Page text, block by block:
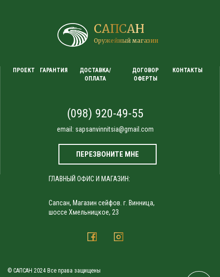
САПСАН
Оружейный магазин
ПРОЕКТ ГАРАНТИЯ
ДОСТАВКА/
ОПЛАТА
ДОГОВОР
ОФЕРТЫ
КОНТАКТЫ
(098) 920-49-55
email: sapsanvinnitsia@gmail.com
ПЕРЕЗВОНИТЕ МНЕ
ГЛАВНЫЙ ОФИС И МАГАЗИН:
Сапсан, Магазин сейфов. г. Винница,
шоссе Хмельницкое, 23
© САПСАН 2024 Все права защищены